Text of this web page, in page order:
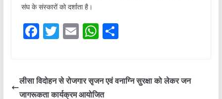
संघ के संस्कारों को दर्शाता है।
F
e
b
T
er
E
l
W
s
A
S
e
लीसा विदोहन से रोजगार सृजन एवं वनाग्नि सुरक्षा को लेकर जन
जागरूकता कार्यक्रम आयोजित